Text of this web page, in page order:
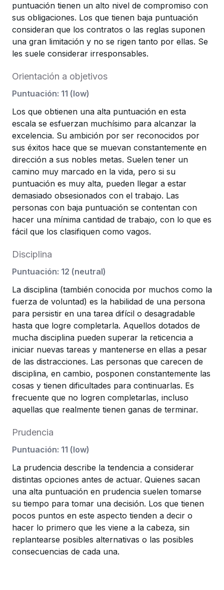
puntuación tienen un alto nivel de compromiso con
sus obligaciones. Los que tienen baja puntuación
consideran que los contratos o las reglas suponen
una gran limitación y no se rigen tanto por ellas. Se
les suele considerar irresponsables.
Orientación a objetivos
Puntuación: 11 (low)
Los que obtienen una alta puntuación en esta
escala se esfuerzan muchísimo para alcanzar la
excelencia. Su ambición por ser reconocidos por
sus éxitos hace que se muevan constantemente en
dirección a sus nobles metas. Suelen tener un
camino muy marcado en la vida, pero si su
puntuación es muy alta, pueden llegar a estar
demasiado obsesionados con el trabajo. Las
personas con baja puntuación se contentan con
hacer una mínima cantidad de trabajo, con lo que es
fácil que los clasifiquen como vagos.
Disciplina
Puntuación: 12 (neutral)
La disciplina (también conocida por muchos como la
fuerza de voluntad) es la habilidad de una persona
para persistir en una tarea difícil o desagradable
hasta que logre completarla. Aquellos dotados de
mucha disciplina pueden superar la reticencia a
iniciar nuevas tareas y mantenerse en ellas a pesar
de las distracciones. Las personas que carecen de
disciplina, en cambio, posponen constantemente las
cosas y tienen dificultades para continuarlas. Es
frecuente que no logren completarlas, incluso
aquellas que realmente tienen ganas de terminar.
Prudencia
Puntuación: 11 (low)
La prudencia describe la tendencia a considerar
distintas opciones antes de actuar. Quienes sacan
una alta puntuación en prudencia suelen tomarse
su tiempo para tomar una decisión. Los que tienen
pocos puntos en este aspecto tienden a decir o
hacer lo primero que les viene a la cabeza, sin
replantearse posibles alternativas o las posibles
consecuencias de cada una.